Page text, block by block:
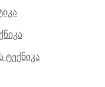
ტექნიკა